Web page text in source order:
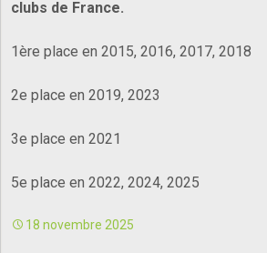
clubs de France.
1ère place en 2015, 2016, 2017, 2018
2e place en 2019, 2023
3e place en 2021
5e place en 2022, 2024, 2025
18 novembre 2025